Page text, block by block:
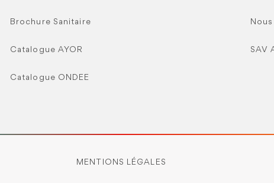
Brochure Sanitaire
Catalogue AYOR
Catalogue ONDEE
SAV
MENTIONS LÉGALES